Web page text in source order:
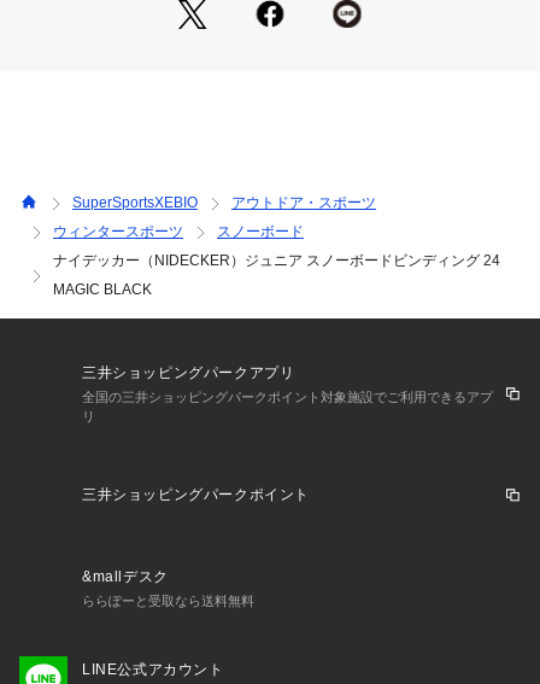
【商品の購入にあたっての注意事項】
※一部商品において弊社カラー表記がメーカーカラー表記と異
カー NIDECKER ヴィクトリア ビクトリア サーフ&スノー Vict
oria Surf&Snow ボード金具 スノーボード金具 フリースタイル
金具 ビンディング バインディングアウトドア ウィンター スポ
ーツ スノーボード スノボー snowboard スノーボード用品 Ju
SuperSportsXEBIO
アウトドア・スポーツ
ウィンタースポーツ
スノーボード
ナイデッカー（NIDECKER）ジュニア スノーボードビンディング 24
MAGIC BLACK
三井ショッピングパークアプリ
全国の三井ショッピングパークポイント対象施設でご利用できるアプ
リ
三井ショッピングパークポイント
&mallデスク
ららぽーと受取なら送料無料
LINE公式アカウント